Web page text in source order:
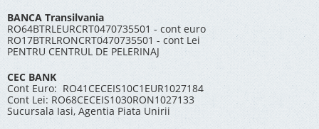
BANCA Transilvania
RO64BTRLEURCRT0470735501 - cont euro
RO17BTRLRONCRT0470735501 - cont Lei
PENTRU CENTRUL DE PELERINAJ
CEC BANK
Cont Euro: RO41CECEIS10C1EUR1027184
Cont Lei: RO68CECEIS1030RON1027133
Sucursala Iasi, Agentia Piata Unirii